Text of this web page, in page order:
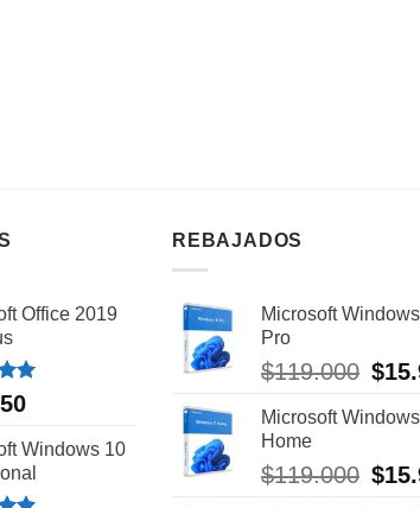
Office 2019
Windows 10
REBAJADOS
Microsoft
Pro
$119.000 El
$
Microsoft
Home
$119.000 El
$